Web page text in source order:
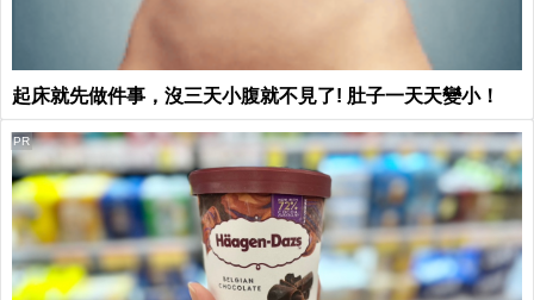
起床就先做件事，沒三天小腹就不見了! 肚子一天天變小！
PR